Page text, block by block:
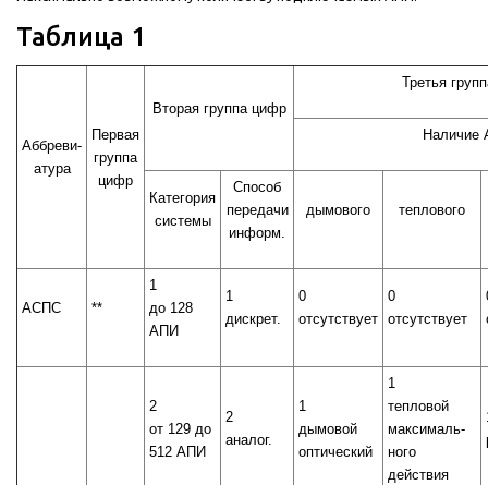
Таблица 1
Аббреви-
атура
Первая
группа
цифр
Вторая группа цифр
Третья
Наличие
Категория
системы
Способ
передачи
информ.
дымового теплового
АСПС **
1
до 128
АПИ
1
дискрет.
0
отсутствует
0
отсутствует
2
от 129 до
512 АПИ
2
аналог.
1
дымовой
оптический
1
тепловой
максималь-
ного
действия